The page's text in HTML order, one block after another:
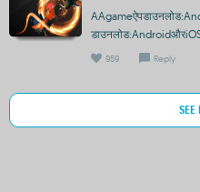
959 Reply